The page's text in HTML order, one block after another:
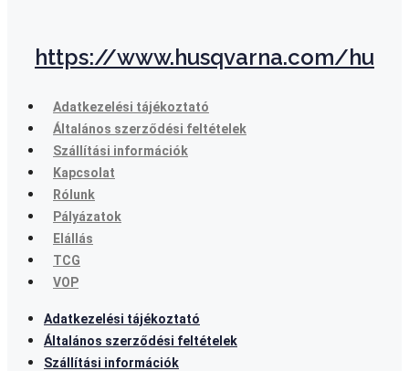
https://www.husqvarna.com/hu
Adatkezelési tájékoztató
Általános szerződési feltételek
Szállítási információk
Kapcsolat
Rólunk
Pályázatok
Elállás
TCG
VOP
Adatkezelési tájékoztató
Általános szerződési feltételek
Szállítási információk